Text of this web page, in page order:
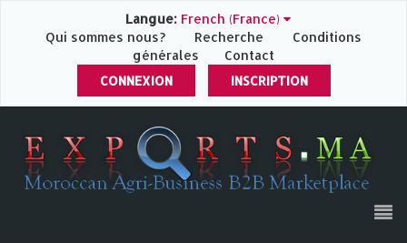
Langue: French (France)
Qui sommes nous?
Recherche
Conditions
générales
Contact
CONNEXION
INSCRIPTION